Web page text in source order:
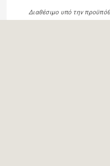
Διαθέσιμο υπό την